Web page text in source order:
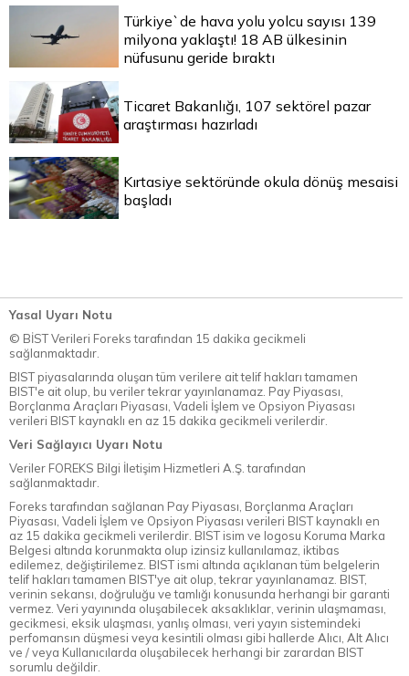
Türkiye`de hava yolu yolcu sayısı 139
milyona yaklaştı! 18 AB ülkesinin
nüfusunu geride bıraktı
Ticaret Bakanlığı, 107 sektörel pazar
araştırması hazırladı
Kırtasiye sektöründe okula dönüş mesaisi
başladı
Yasal Uyarı Notu
© BİST Verileri Foreks tarafından 15 dakika gecikmeli
sağlanmaktadır.
BIST piyasalarında oluşan tüm verilere ait telif hakları tamamen
BIST'e ait olup, bu veriler tekrar yayınlanamaz. Pay Piyasası,
Borçlanma Araçları Piyasası, Vadeli İşlem ve Opsiyon Piyasası
verileri BIST kaynaklı en az 15 dakika gecikmeli verilerdir.
Veri Sağlayıcı Uyarı Notu
Veriler FOREKS Bilgi İletişim Hizmetleri A.Ş. tarafından
sağlanmaktadır.
Foreks tarafından sağlanan Pay Piyasası, Borçlanma Araçları
Piyasası, Vadeli İşlem ve Opsiyon Piyasası verileri BIST kaynaklı en
az 15 dakika gecikmeli verilerdir. BIST isim ve logosu Koruma Marka
Belgesi altında korunmakta olup izinsiz kullanılamaz, iktibas
edilemez, değiştirilemez. BIST ismi altında açıklanan tüm belgelerin
telif hakları tamamen BIST'ye ait olup, tekrar yayınlanamaz. BIST,
verinin sekansı, doğruluğu ve tamlığı konusunda herhangi bir garanti
vermez. Veri yayınında oluşabilecek aksaklıklar, verinin ulaşmaması,
gecikmesi, eksik ulaşması, yanlış olması, veri yayın sistemindeki
perfomansın düşmesi veya kesintili olması gibi hallerde Alıcı, Alt Alıcı
ve / veya Kullanıcılarda oluşabilecek herhangi bir zarardan BIST
sorumlu değildir.